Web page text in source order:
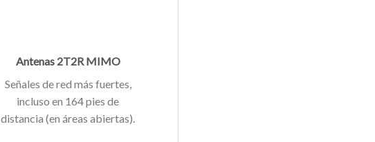
Antenas 2T2R MIMO
Señales de red más fuertes,
incluso en 164 pies de
distancia (en áreas abiertas).